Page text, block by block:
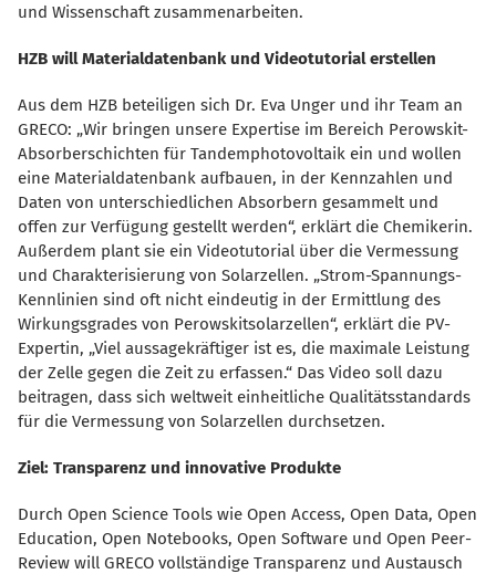
und Wissenschaft zusammenarbeiten.
HZB will Materialdatenbank und Videotutorial erstellen
Aus dem HZB beteiligen sich Dr. Eva Unger und ihr Team an
GRECO: „Wir bringen unsere Expertise im Bereich Perowskit-
Absorberschichten für Tandemphotovoltaik ein und wollen
eine Materialdatenbank aufbauen, in der Kennzahlen und
Daten von unterschiedlichen Absorbern gesammelt und
offen zur Verfügung gestellt werden“, erklärt die Chemikerin.
Außerdem plant sie ein Videotutorial über die Vermessung
und Charakterisierung von Solarzellen. „Strom-Spannungs-
Kennlinien sind oft nicht eindeutig in der Ermittlung des
Wirkungsgrades von Perowskitsolarzellen“, erklärt die PV-
Expertin, „Viel aussagekräftiger ist es, die maximale Leistung
der Zelle gegen die Zeit zu erfassen.“ Das Video soll dazu
beitragen, dass sich weltweit einheitliche Qualitätsstandards
für die Vermessung von Solarzellen durchsetzen.
Ziel: Transparenz und innovative Produkte
Durch Open Science Tools wie Open Access, Open Data, Open
Education, Open Notebooks, Open Software und Open Peer-
Review will GRECO vollständige Transparenz und Austausch